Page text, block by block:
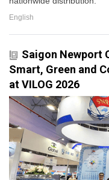
English
Saigon Newport
Smart, Green and
at VILOG 2026